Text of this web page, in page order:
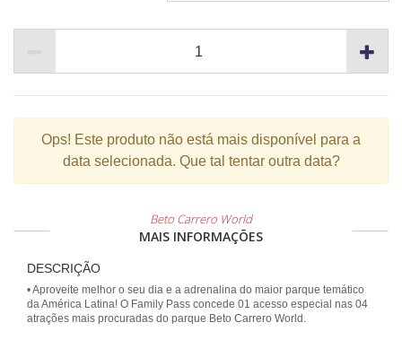
Ops! Este produto não está mais disponível para a
data selecionada. Que tal tentar outra data?
Beto Carrero World
MAIS INFORMAÇÕES
DESCRIÇÃO
• Aproveite melhor o seu dia e a adrenalina do maior parque temático
da América Latina! O Family Pass concede 01 acesso especial nas 04
atrações mais procuradas do parque Beto Carrero World.